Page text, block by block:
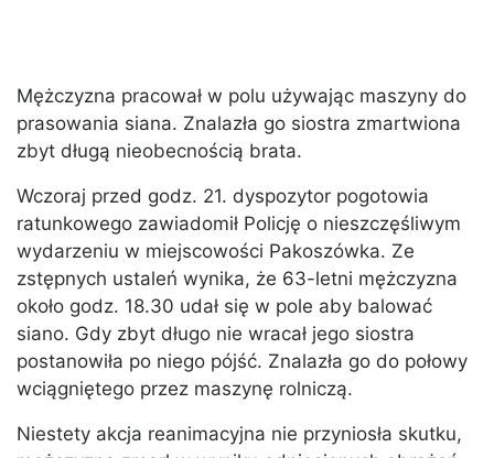
Mężczyzna pracował w polu używając maszyny do
prasowania siana. Znalazła go siostra zmartwiona
zbyt długą nieobecnością brata.
Wczoraj przed godz. 21. dyspozytor pogotowia
ratunkowego zawiadomił Policję o nieszczęśliwym
wydarzeniu w miejscowości Pakoszówka. Ze
zstępnych ustaleń wynika, że 63-letni mężczyzna
około godz. 18.30 udał się w pole aby balować
siano. Gdy zbyt długo nie wracał jego siostra
postanowiła po niego pójść. Znalazła go do połowy
wciągniętego przez maszynę rolniczą.
Niestety akcja reanimacyjna nie przyniosła skutku,